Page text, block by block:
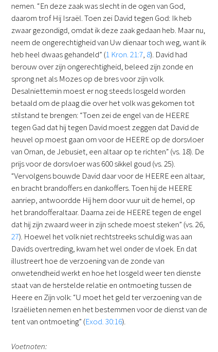
nemen. “En deze zaak was slecht in de ogen van God,
daarom trof Hij Israël. Toen zei David tegen God: Ik heb
zwaar gezondigd, omdat ik deze zaak gedaan heb. Maar nu,
neem de ongerechtigheid van Uw dienaar toch weg, want ik
heb heel dwaas gehandeld” (1 Kron. 21:7, 8). David had
berouw over zijn ongerechtigheid, beleed zijn zonde en
sprong net als Mozes op de bres voor zijn volk.
Desalniettemin moest er nog steeds losgeld worden
betaald om de plaag die over het volk was gekomen tot
stilstand te brengen: “Toen zei de engel van de HEERE
tegen Gad dat hij tegen David moest zeggen dat David de
heuvel op moest gaan om voor de HEERE op de dorsvloer
van Ornan, de Jebusiet, een altaar op te richten” (vs. 18). De
prijs voor de dorsvloer was 600 sikkel goud (vs. 25).
“Vervolgens bouwde David daar voor de HEERE een altaar,
en bracht brandoffers en dankoffers. Toen hij de HEERE
aanriep, antwoordde Hij hem door vuur uit de hemel, op
het brandofferaltaar. Daarna zei de HEERE tegen de engel
dat hij zijn zwaard weer in zijn schede moest steken” (vs. 26,
27). Hoewel het volk niet rechtstreeks schuldig was aan
Davids overtreding, kwam het wel onder de vloek. En dat
illustreert hoe de verzoening van de zonde van
onwetendheid werkt en hoe het losgeld weer ten dienste
staat van de herstelde relatie en ontmoeting tussen de
Heere en Zijn volk: “U moet het geld ter verzoening van de
Israëlieten nemen en het bestemmen voor de dienst van de
tent van ontmoeting” (Exod. 30:16).
Voetnoten: